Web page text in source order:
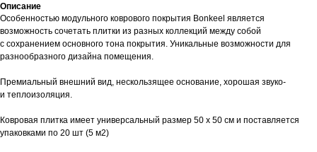
Описание
Особенностью модульного коврового покрытия Bonkeel является
возможность сочетать плитки из разных коллекций между собой
с сохранением основного тона покрытия. Уникальные возможности для
разнообразного дизайна помещения.
Премиальный внешний вид, нескользящее основание, хорошая звуко-
и теплоизоляция.
Ковровая плитка имеет универсальный размер 50 х 50 см и поставляется
упаковками по 20 шт (5 м2)